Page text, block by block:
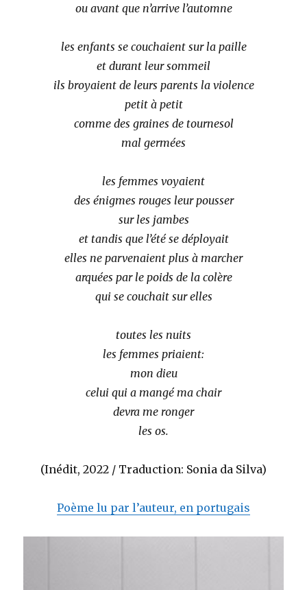
ou avant que n’arrive l’automne
les enfants se couchaient sur la paille
et durant leur sommeil
ils broyaient de leurs parents la violence
petit à petit
comme des graines de tournesol
mal germées
les femmes voyaient
des énigmes rouges leur pousser
sur les jambes
et tandis que l’été se déployait
elles ne parvenaient plus à marcher
arquées par le poids de la colère
qui se couchait sur elles
toutes les nuits
les femmes priaient:
mon dieu
celui qui a mangé ma chair
devra me ronger
les os.
(Inédit, 2022 / Traduction: Sonia da Silva)
Poème lu par l’auteur, en portugais